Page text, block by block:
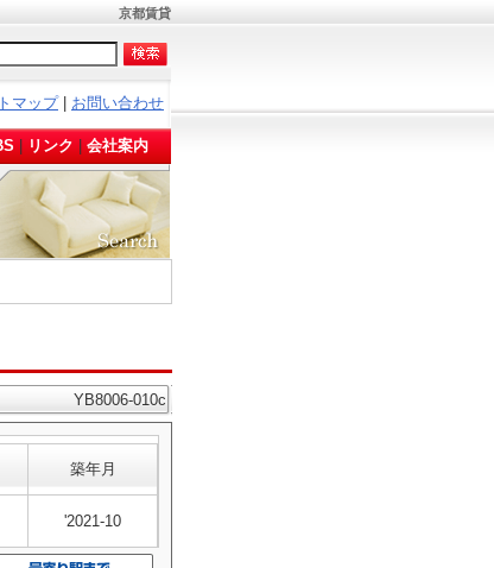
京都賃貸
マップ| お問い合わせ
リンク 会社案内
YB8006-010c
築年月
'2021-10